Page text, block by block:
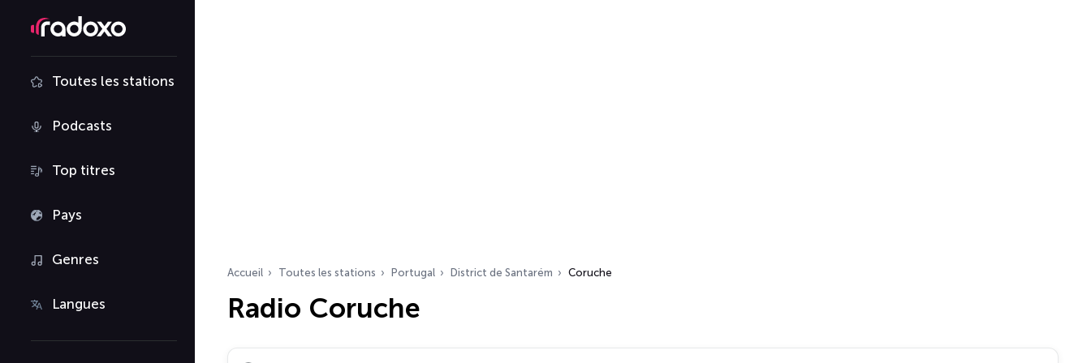
Toutes les stations
Podcasts
Top titres
Pays
Genres
Langues
Accueil Toutes les stations Portugal District de Santarém Coruche
Radio Coruche
Rechercher des radios…